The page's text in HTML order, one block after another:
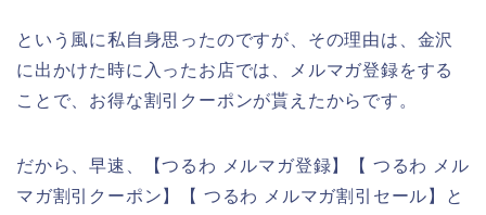
という風に私自身思ったのですが、その理由は、金沢
に出かけた時に入ったお店では、メルマガ登録をする
ことで、お得な割引クーポンが貰えたからです。
だから、早速、【つるわ メルマガ登録】【 つるわ メル
マガ割引クーポン】【 つるわ メルマガ割引セール】と